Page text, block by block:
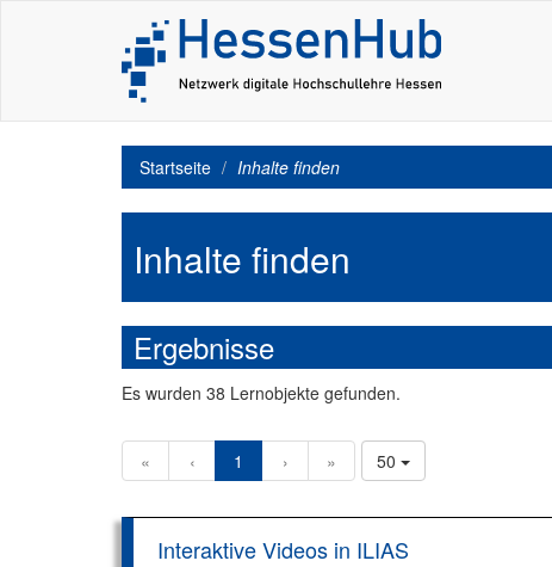
Startseite Inhalte finden
Inhalte finden
Ergebnisse
Es wurden 38 Lernobjekte gefunden.
« ‹ 1 › » 50
Interaktive Videos in ILIAS